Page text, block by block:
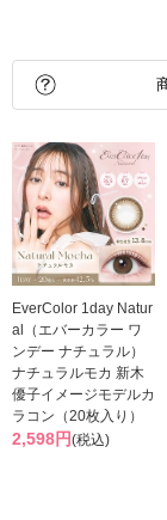
EverColor 1day Natur
al（エバーカラー ワ
ンデー ナチュラル）
ナチュラルモカ 新木
優子イメージモデルカ
ラコン（20枚入り）
2,598円(税込)